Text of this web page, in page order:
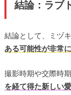
結論：ラブ
結論として、ミヅ
ある可能性が非常
撮影時期や交際時
を経て得た新しい